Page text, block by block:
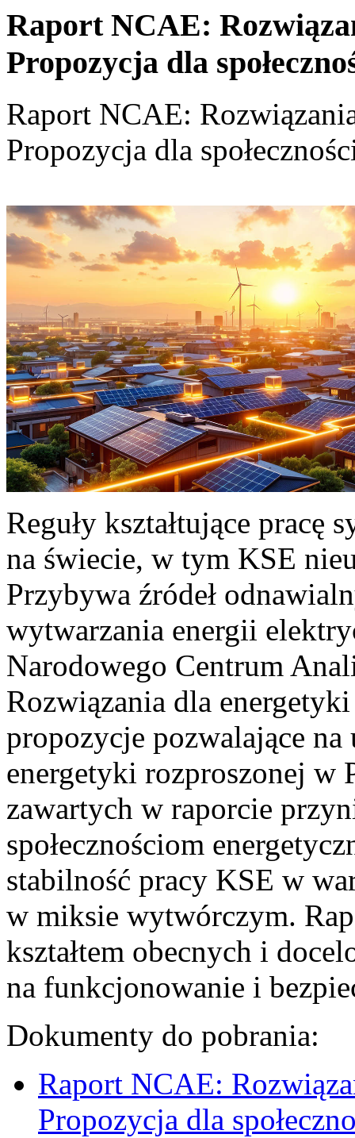
Raport NCAE:
Propozycja dla
Raport NCAE:
Propozycja dla
Reguły kształtujące pracę
na świecie, w tym KSE
Przybywa źródeł
wytwarzania energii
Narodowego Centrum
Rozwiązania dla
propozycje pozwalające
energetyki rozproszonej w
zawartych w raporcie
społecznościom
stabilność pracy KSE w
w miksie wytwórczym.
kształtem obecnych i
na funkcjonowanie i
Dokumenty do pobrania:
Raport NCAE:
Propozycja dla